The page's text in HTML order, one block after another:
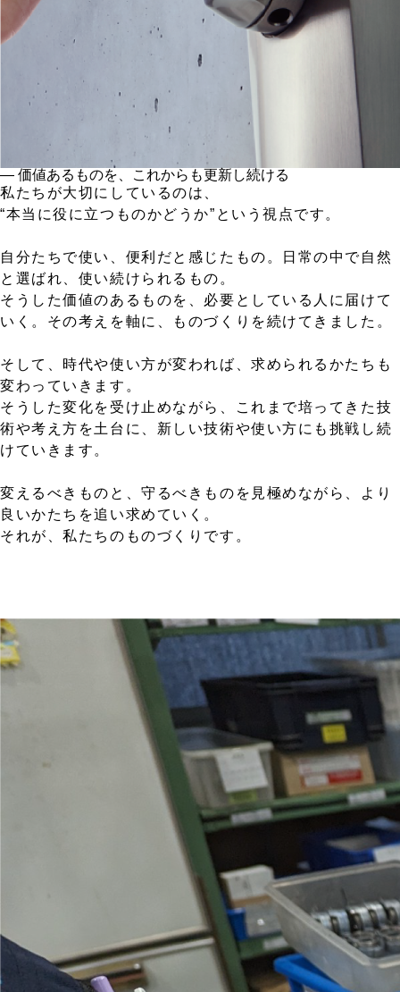
― 価値あるものを、これからも更新し続ける
私たちが大切にしているのは、
“本当に役に立つものかどうか”という視点です。
自分たちで使い、便利だと感じたもの。日常の中で自然
と選ばれ、使い続けられるもの。
そうした価値のあるものを、必要としている人に届けて
いく。その考えを軸に、ものづくりを続けてきました。
そして、時代や使い方が変われば、求められるかたちも
変わっていきます。
そうした変化を受け止めながら、これまで培ってきた技
術や考え方を土台に、新しい技術や使い方にも挑戦し続
けていきます。
変えるべきものと、守るべきものを見極めながら、より
良いかたちを追い求めていく。
それが、私たちのものづくりです。